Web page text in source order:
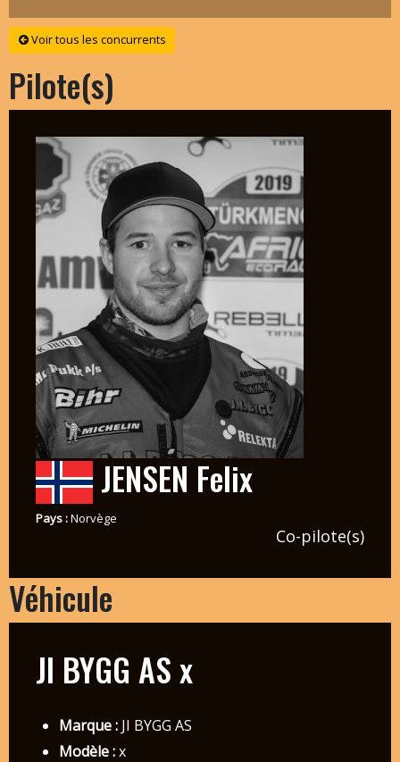
Voir tous les concurrents
Pilote(s)
JENSEN Felix
Pays :Norvège
Co-pilote(s)
Véhicule
JI BYGG AS x
Marque :JI BYGG AS
Modèle :x